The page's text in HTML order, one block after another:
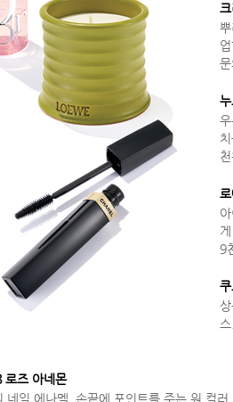
9
로즈 아네몬
네일 에나멜. 손끝에 포인트를 주는 원